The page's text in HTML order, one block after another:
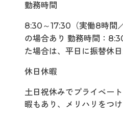
勤務時間
8:30～17:30（実働8時間
の場合あり 勤務時間：
た場合は、平日に振替休日
休日休暇
土日祝休みでプライベー
暇もあり、メリハリをつ